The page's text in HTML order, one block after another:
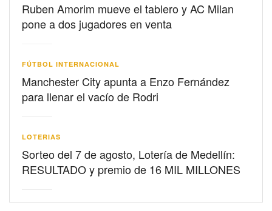
Ruben Amorim mueve el tablero y AC Milan
pone a dos jugadores en venta
FÚTBOL INTERNACIONAL
Manchester City apunta a Enzo Fernández
para llenar el vacío de Rodri
LOTERIAS
Sorteo del 7 de agosto, Lotería de Medellín:
RESULTADO y premio de 16 MIL MILLONES